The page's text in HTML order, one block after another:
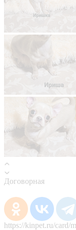
Договорная
https://kinpet.ru/card/